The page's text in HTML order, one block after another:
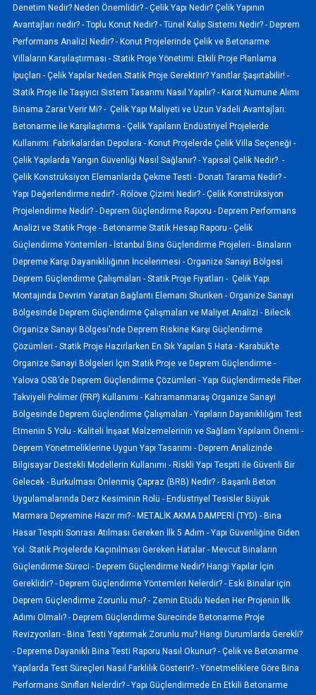
Denetim Nedir? Neden Önemlidir? - Çelik Yapı Nedir? Çelik Yapının
Avantajları nedir? - Toplu Konut Nedir? - Tünel Kalıp Sistemi Nedir? - Deprem
Performans Analizi Nedir? - Konut Projelerinde Çelik ve Betonarme
Villaların Karşılaştırması - Statik Proje Yönetimi: Etkili Proje Planlama
İpuçları - Çelik Yapılar Neden Statik Proje Gerektirir? Yanıtlar Şaşırtabilir! -
Statik Proje ile Taşıyıcı Sistem Tasarımı Nasıl Yapılır? - Karot Numune Alımı
Binama Zarar Verir Mi? - Çelik Yapı Maliyeti ve Uzun Vadeli Avantajları:
Betonarme ile Karşılaştırma - Çelik Yapıların Endüstriyel Projelerde
Kullanımı: Fabrikalardan Depolara - Konut Projelerde Çelik Villa Seçeneği -
Çelik Yapılarda Yangın Güvenliği Nasıl Sağlanır? - Yapısal Çelik Nedir? -
Çelik Konstrüksiyon Elemanlarda Çekme Testi - Donatı Tarama Nedir? -
Yapı Değerlendirme nedir? - Rölöve Çizimi Nedir? - Çelik Konstrüksiyon
Projelendirme Nedir? - Deprem Güçlendirme Raporu - Deprem Performans
Analizi ve Statik Proje - Betonarme Statik Hesap Raporu - Çelik
Güçlendirme Yöntemleri - İstanbul Bina Güçlendirme Projeleri - Binaların
Depreme Karşı Dayanıklılığının İncelenmesi - Organize Sanayi Bölgesi
Deprem Güçlendirme Çalışmaları - Statik Proje Fiyatları - Çelik Yapı
Montajında Devrim Yaratan Bağlantı Elemanı Shuriken - Organize Sanayi
Bölgesinde Deprem Güçlendirme Çalışmaları ve Maliyet Analizi - Bilecik
Organize Sanayi Bölgesi'nde Deprem Riskine Karşı Güçlendirme
Çözümleri - Statik Proje Hazırlarken En Sık Yapılan 5 Hata - Karabük’te
Organize Sanayi Bölgeleri İçin Statik Proje ve Deprem Güçlendirme -
Yalova OSB’de Deprem Güçlendirme Çözümleri - Yapı Güçlendirmede Fiber
Takviyeli Polimer (FRP) Kullanımı - Kahramanmaraş Organize Sanayi
Bölgesinde Deprem Güçlendirme Çalışmaları - Yapıların Dayanıklılığını Test
Etmenin 5 Yolu - Kaliteli İnşaat Malzemelerinin ve Sağlam Yapıların Önemi -
Deprem Yönetmeliklerine Uygun Yapı Tasarımı - Deprem Analizinde
Bilgisayar Destekli Modellerin Kullanımı - Riskli Yapı Tespiti ile Güvenli Bir
Gelecek - Burkulması Önlenmiş Çapraz (BRB) Nedir? - Başarılı Beton
Uygulamalarında Derz Kesiminin Rolü - Endüstriyel Tesisler Büyük
Marmara Depremine Hazır mı? - METALİK AKMA DAMPERİ (TYD) - Bina
Hasar Tespiti Sonrası Atılması Gereken İlk 5 Adım - Yapı Güvenliğine Giden
Yol: Statik Projelerde Kaçınılması Gereken Hatalar - Mevcut Binaların
Güçlendirme Süreci - Deprem Güçlendirme Nedir? Hangi Yapılar İçin
Gereklidir? - Deprem Güçlendirme Yöntemleri Nelerdir? - Eski Binalar için
Deprem Güçlendirme Zorunlu mu? - Zemin Etüdü Neden Her Projenin İlk
Adımı Olmalı? - Deprem Güçlendirme Sürecinde Betonarme Proje
Revizyonları - Bina Testi Yaptırmak Zorunlu mu? Hangi Durumlarda Gerekli?
- Depreme Dayanıklı Bina Testi Raporu Nasıl Okunur? - Çelik ve Betonarme
Yapılarda Test Süreçleri Nasıl Farklılık Gösterir? - Yönetmeliklere Göre Bina
Performans Sınıfları Nelerdir? - Yapı Güçlendirmede En Etkili Betonarme